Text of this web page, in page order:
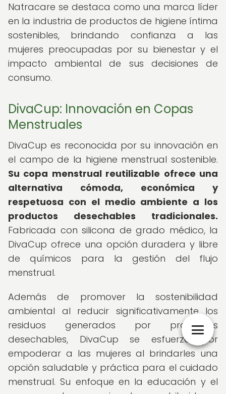
Natracare se destaca como una marca líder
en la industria de productos de higiene íntima
sostenibles, brindando confianza a las
mujeres preocupadas por su bienestar y el
impacto ambiental de sus decisiones de
consumo.
DivaCup: Innovación en Copas
Menstruales
DivaCup es reconocida por su innovación en
el campo de la higiene menstrual sostenible.
Su copa menstrual reutilizable ofrece una
alternativa cómoda, económica y
respetuosa con el medio ambiente a los
productos desechables tradicionales.
Fabricada con silicona de grado médico, la
DivaCup ofrece una opción duradera y libre
de químicos para la gestión del flujo
menstrual.
Además de promover la sostenibilidad
ambiental al reducir significativamente los
residuos generados por productos
desechables, DivaCup se esfuerza por
empoderar a las mujeres al brindarles una
opción saludable y práctica para el cuidado
menstrual. Su enfoque en la educación y el